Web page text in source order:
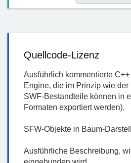
Quellcode-Lizenz
Ausführlich kommentierte
Engine, die im Prinzip wie
SWF-Bestandteile können in
Formaten exportiert werden).
SFW-Objekte in Baum-
Ausführliche Beschreibung,